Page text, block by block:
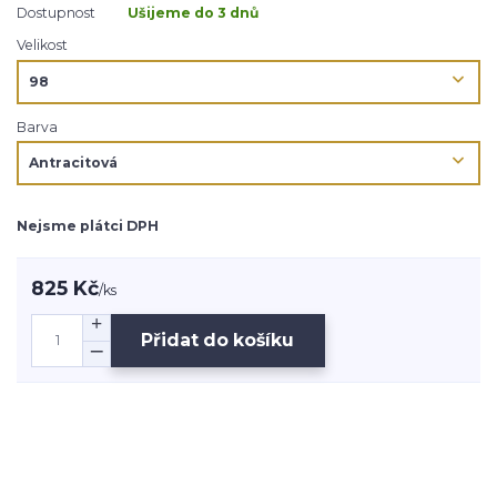
Dostupnost
Ušijeme do 3 dnů
Velikost
Barva
Nejsme plátci DPH
825 Kč/ks
Přidat do košíku